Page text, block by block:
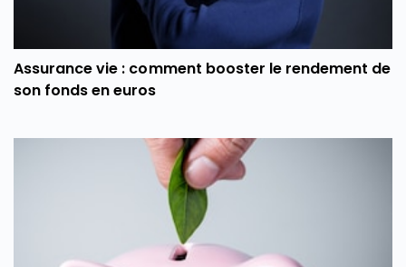
Assurance vie : comment booster le rendement de
son fonds en euros